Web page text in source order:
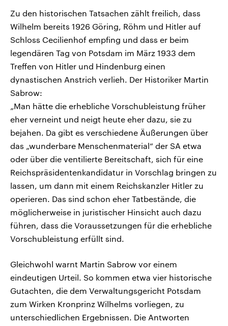
Zu den historischen Tatsachen zählt freilich, dass
Wilhelm bereits 1926 Göring, Röhm und Hitler auf
Schloss Cecilienhof empfing und dass er beim
legendären Tag von Potsdam im März 1933 dem
Treffen von Hitler und Hindenburg einen
dynastischen Anstrich verlieh. Der Historiker Martin
Sabrow:
„Man hätte die erhebliche Vorschubleistung früher
eher verneint und neigt heute eher dazu, sie zu
bejahen. Da gibt es verschiedene Äußerungen über
das „wunderbare Menschenmaterial“ der SA etwa
oder über die ventilierte Bereitschaft, sich für eine
Reichspräsidentenkandidatur in Vorschlag bringen zu
lassen, um dann mit einem Reichskanzler Hitler zu
operieren. Das sind schon eher Tatbestände, die
möglicherweise in juristischer Hinsicht auch dazu
führen, dass die Voraussetzungen für die erhebliche
Vorschubleistung erfüllt sind.
Gleichwohl warnt Martin Sabrow vor einem
eindeutigen Urteil. So kommen etwa vier historische
Gutachten, die dem Verwaltungsgericht Potsdam
zum Wirken Kronprinz Wilhelms vorliegen, zu
unterschiedlichen Ergebnissen. Die Antworten